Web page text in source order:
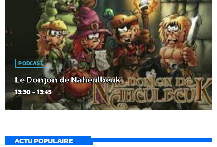
PODCAST
Le Donjon de Naheulbeuk
13:30 - 13:45
ACTU POPULAIRE